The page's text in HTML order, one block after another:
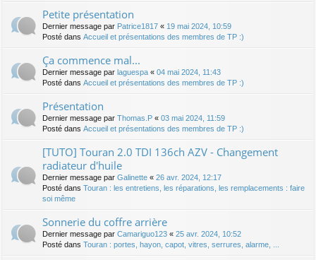
Petite présentation
Dernier message par Patrice1817 « 19 mai 2024, 10:59
Posté dans Accueil et présentations des membres de TP :)
Ça commence mal...
Dernier message par laguespa « 04 mai 2024, 11:43
Posté dans Accueil et présentations des membres de TP :)
Présentation
Dernier message par Thomas.P « 03 mai 2024, 11:59
Posté dans Accueil et présentations des membres de TP :)
[TUTO] Touran 2.0 TDI 136ch AZV - Changement
radiateur d'huile
Dernier message par Galinette « 26 avr. 2024, 12:17
Posté dans Touran : les entretiens, les réparations, les remplacements : faire
soi même
Sonnerie du coffre arrière
Dernier message par Camariguo123 « 25 avr. 2024, 10:52
Posté dans Touran : portes, hayon, capot, vitres, serrures, alarme, ...